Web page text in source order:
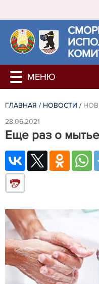
ГЛАВНАЯ / НОВОСТИ /
28.06.2021
Еще раз о